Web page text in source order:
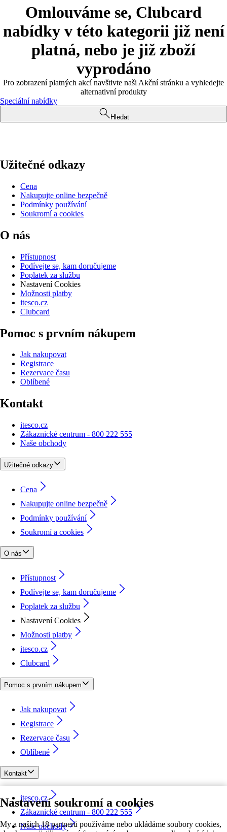
Nastavení soukromí a cookies
My a našich 18 partnerů používáme nebo ukládáme soubory cookies,
Omlouváme se, Clubcard
nabídky v této kategorii již není
platná, nebo je již zboží
vyprodáno
Pro zobrazení platných akcí navštivte naši Akční stránku a vyhledejte
alternativní produkty
Speciální nabídky
Hledat
Užitečné odkazy
Cena
Nakupujte online bezpečně
Podmínky používání
Soukromí a cookies
O nás
Přístupnost
Podívejte se, kam doručujeme
Poplatek za službu
Nastavení Cookies
Možnosti platby
itesco.cz
Clubcard
Pomoc s prvním nákupem
Jak nakupovat
Registrace
Rezervace času
Oblíbené
Kontakt
itesco.cz
Zákaznické centrum - 800 222 555
Naše obchody
Užitečné odkazy
Cena
Nakupujte online bezpečně
Podmínky používání
Soukromí a cookies
O nás
Přístupnost
Podívejte se, kam doručujeme
Poplatek za službu
Nastavení Cookies
Možnosti platby
itesco.cz
Clubcard
Pomoc s prvním nákupem
Jak nakupovat
Registrace
Rezervace času
Oblíbené
Kontakt
itesco.cz
Zákaznické centrum - 800 222 555
Naše obchody